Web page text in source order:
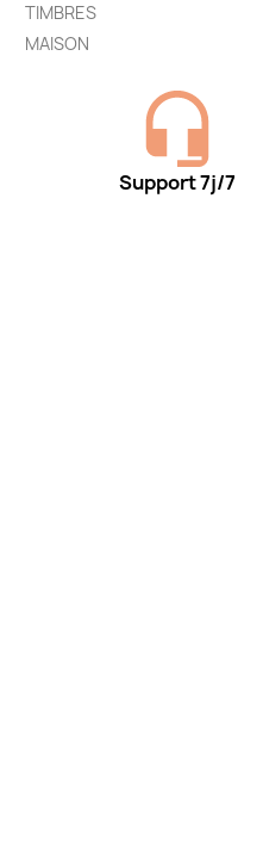
TIMBRES
MAISON
Support 7j/7